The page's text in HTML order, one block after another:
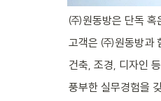
㈜원동방은 단독 혹
고객은 ㈜원동방과
건축, 조경, 디자인
풍부한 실무경험을